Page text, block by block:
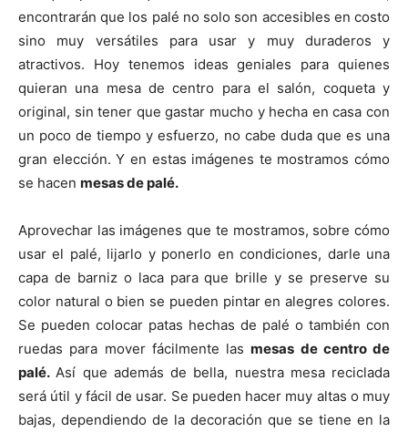
encontrarán que los palé no solo son accesibles en costo
sino muy versátiles para usar y muy duraderos y
atractivos. Hoy tenemos ideas geniales para quienes
quieran una mesa de centro para el salón, coqueta y
original, sin tener que gastar mucho y hecha en casa con
un poco de tiempo y esfuerzo, no cabe duda que es una
gran elección. Y en estas imágenes te mostramos cómo
se hacen mesas de palé.
Aprovechar las imágenes que te mostramos, sobre cómo
usar el palé, lijarlo y ponerlo en condiciones, darle una
capa de barniz o laca para que brille y se preserve su
color natural o bien se pueden pintar en alegres colores.
Se pueden colocar patas hechas de palé o también con
ruedas para mover fácilmente lasmesas de centro de
palé.Así que además de bella, nuestra mesa reciclada
será útil y fácil de usar. Se pueden hacer muy altas o muy
bajas, dependiendo de la decoración que se tiene en la